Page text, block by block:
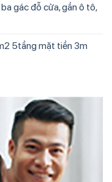
gác đỗ cửa, gần ô tô,
5tầng mặt tiền 3m